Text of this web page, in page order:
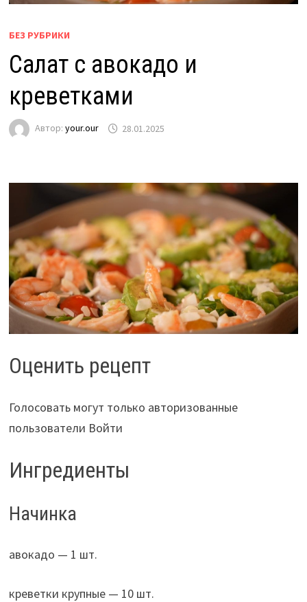
БЕЗ РУБРИКИ
Салат с авокадо и
креветками
Автор: your.our 28.01.2025
Оценить рецепт
Голосовать могут только авторизованные
пользователи Войти
Ингредиенты
Начинка
авокадо — 1 шт.
креветки крупные — 10 шт.